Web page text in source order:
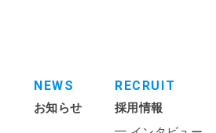
NEWS
お知らせ
RECRUIT
採用情報